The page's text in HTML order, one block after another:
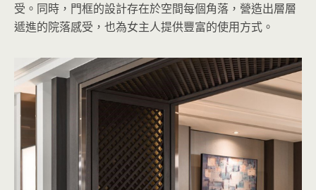
受。同時，門框的設計存在於空間每個角落，營造出層層
遞進的院落感受，也為女主人提供豐富的使用方式。